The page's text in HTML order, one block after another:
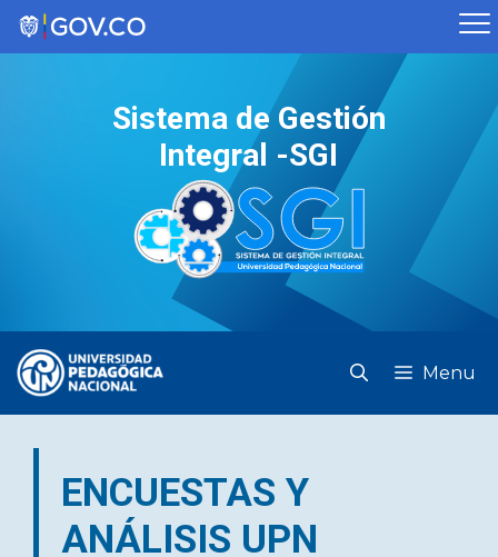
contenido
Sistema de Gestión
Integral -SGI
Menu
ENCUESTAS Y
ANÁLISIS UPN